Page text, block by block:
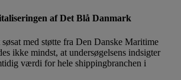
af Det Blå Danmark
med støtte fra Den Danske Maritime
ikke mindst, at undersøgelsens indsigter
værdi for hele shippingbranchen i